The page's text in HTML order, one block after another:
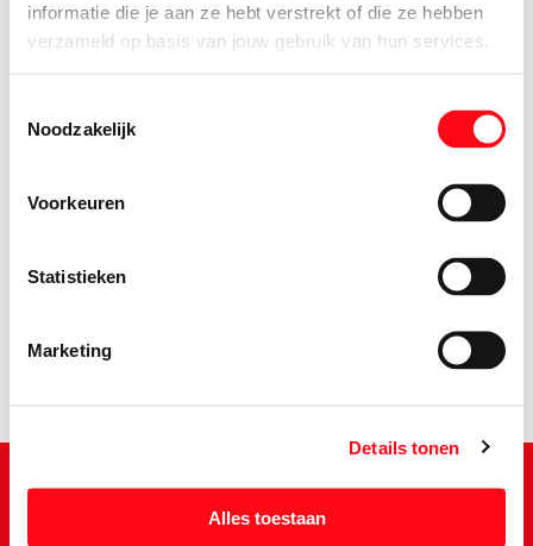
informatie die je aan ze hebt verstrekt of die ze hebben
verzameld op basis van jouw gebruik van hun services.
Noodzakelijk
Voorkeuren
Statistieken
Marketing
Details tonen
Alles toestaan
1.79